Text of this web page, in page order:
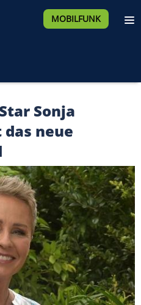
MOBILFUNK
Sonja
neue